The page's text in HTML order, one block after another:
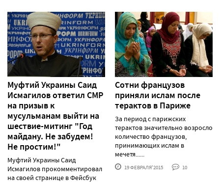
Муфтий Украины Саид
Исмагилов ответил СМР
на призыв к
мусульманам выйти на
шествие-митинг "Год
майдану. Не забудем!
Не простим!"
Муфтий Украины Саид
Исмагилов прокомментировал
на своей странице в Фейсбук
Сотни французов
приняли ислам после
терактов в Париже
За период с парижских
терактов значительно возросло
количество французов,
принимающих ислам в
мечетя......
19 ФЕВРАЛЯ'2015 10